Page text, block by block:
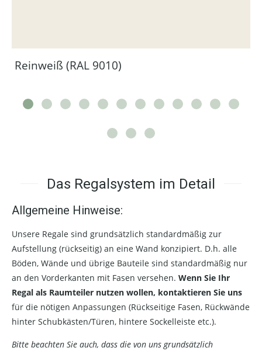
Reinweiß (RAL 9010)
Das Regalsystem im Detail
Allgemeine Hinweise:
Unsere Regale sind grundsätzlich standardmäßig zur
Aufstellung (rückseitig) an eine Wand konzipiert. D.h. alle
Böden, Wände und übrige Bauteile sind standardmäßig nur
an den Vorderkanten mit Fasen versehen. Wenn Sie Ihr
Regal als Raumteiler nutzen wollen, kontaktieren Sie uns
für die nötigen Anpassungen (Rückseitige Fasen, Rückwände
hinter Schubkästen/Türen, hintere Sockelleiste etc.).
Bitte beachten Sie auch, dass die von uns grundsätzlich